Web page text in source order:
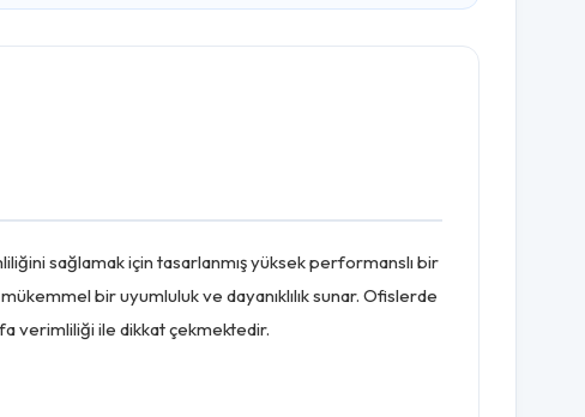
sağlamak için tasarlanmış yüksek performanslı bir
bir uyumluluk ve dayanıklılık sunar. Ofislerde
verimliliği ile dikkat çekmektedir.